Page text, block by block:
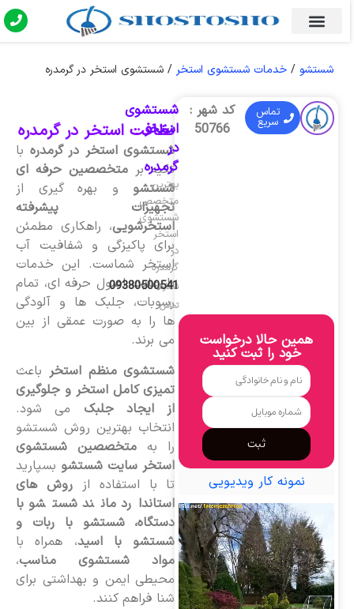
شستشو/ خدمات شستشوی استخر/ شستشوی استخر در گرمدره
نظافت استخر در گرمدره
شستشوی استخر در گرمدرهبا
تکیه بر متخصصین حرفه ای
شستشوو بهره گیری از
تجهیزات پیشرفته
استخرشویی، راهکاری مطمئن
برای پاکیزگی و شفافیت آب
استخر شماست. این خدمات
با رعایت اصول حرفه ای، تمام
رسوبات، جلبک ها و آلودگی
ها را به صورت عمقی از بین
می برند.
شستشوی منظم استخرباعث
تمیزی کامل استخر و جلوگیری
از ایجاد جلبکمی شود.
انتخاب بهترین روش شستشو
را به متخصصین شستشوی
استخر سایت شستشوبسپارید
تا با استفاده از روش های
استاندارد مانند شستشو با
دستگاه، شستشو با ربات و
شستشو با اسید، همراه با
مواد شستشوی مناسب،
محیطی ایمن و بهداشتی برای
شنا فراهم کنند.
تماس
سریع
کد شهر :
50766
شستشوی
استخر
در
گرمدره
بهترین
متخصص
شستشوی
استخر
در
گرمدره
شماره
تماس
09380500541
همین حالا درخواست
خود را ثبت کنید
ثبت
نمونه کار ویدیویی